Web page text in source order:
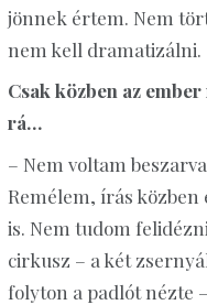
jönnek értem. Nem
nem kell dramatizálni.
Csak közben az
rá…
– Nem voltam beszarva
Remélem, írás
is. Nem tudom
cirkusz – a két
folyton a padlót nézte